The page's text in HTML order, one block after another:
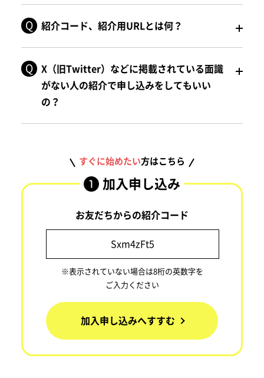
紹介コード、紹介用URLとは何？
X（旧Twitter）などに掲載されている面識
がない人の紹介で申し込みをしてもいい
の？
すぐに始めたい方はこちら
加入申し込み
お友だちからの紹介コード
※表示されていない場合は8桁の英数字を
ご入力ください
加入申し込みへすすむ